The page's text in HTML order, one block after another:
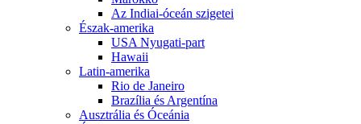
Az Indiai-óceán szigetei
Észak-amerika
USA Nyugati-part
Hawaii
Latin-amerika
Rio de Janeiro
Brazília és Argentína
Ausztrália és Óceánia